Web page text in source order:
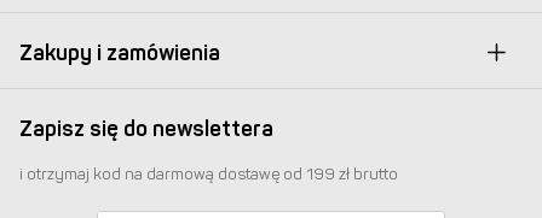
Zakupy i zamówienia
Zapisz się do newslettera
i otrzymaj kod na darmową dostawę od 199 zł brutto